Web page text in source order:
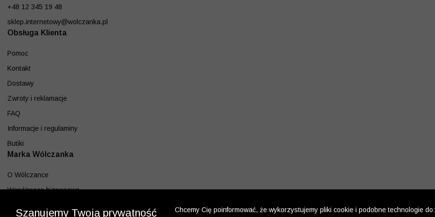
+48 12 345 19 48
sklep.internetowy@wolczanka.pl
Obsługa Klienta
Pomoc
Kontakt
Dostawy
Zwroty i reklamacje
FAQ
Informacje i regulaminy
Butiki
Marka Wólczanka
O Wólczance
Współpraca biznesowa
Szanujemy Twoją prywatność
Chcemy Cię poinformować, że wykorzystujemy pliki cookie i podobne technologie do: